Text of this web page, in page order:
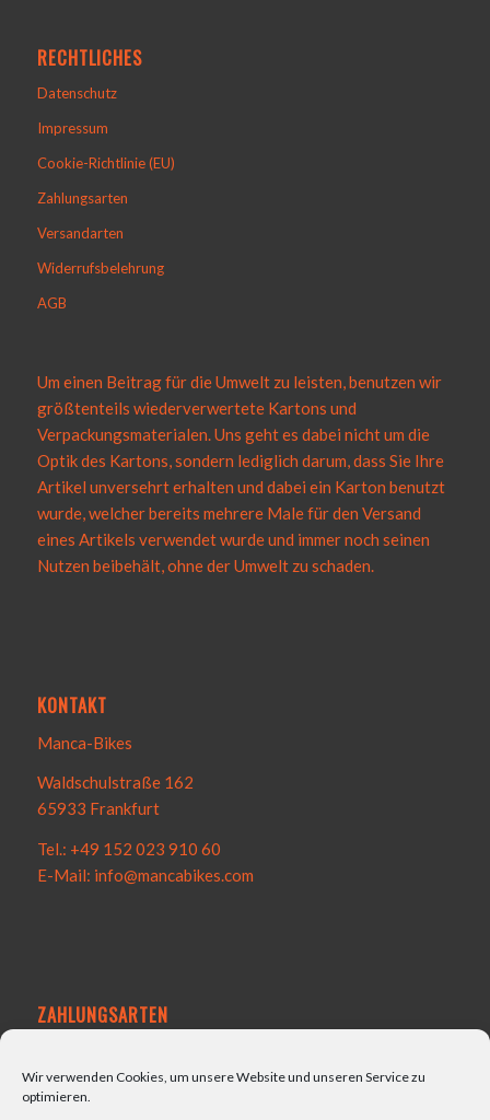
Wir verwenden Cookies, um unsere Website und unseren Service zu
optimieren.
RECHTLICHES
Datenschutz
Impressum
Cookie-Richtlinie (EU)
Zahlungsarten
Versandarten
Widerrufsbelehrung
AGB
Um einen Beitrag für die Umwelt zu leisten, benutzen wir
größtenteils wiederverwertete Kartons und
Verpackungsmaterialen. Uns geht es dabei nicht um die
Optik des Kartons, sondern lediglich darum, dass Sie Ihre
Artikel unversehrt erhalten und dabei ein Karton benutzt
wurde, welcher bereits mehrere Male für den Versand
eines Artikels verwendet wurde und immer noch seinen
Nutzen beibehält, ohne der Umwelt zu schaden.
KONTAKT
Manca-Bikes
Waldschulstraße 162
65933 Frankfurt
Tel.: +49 152 023 910 60
E-Mail: info@mancabikes.com
ZAHLUNGSARTEN